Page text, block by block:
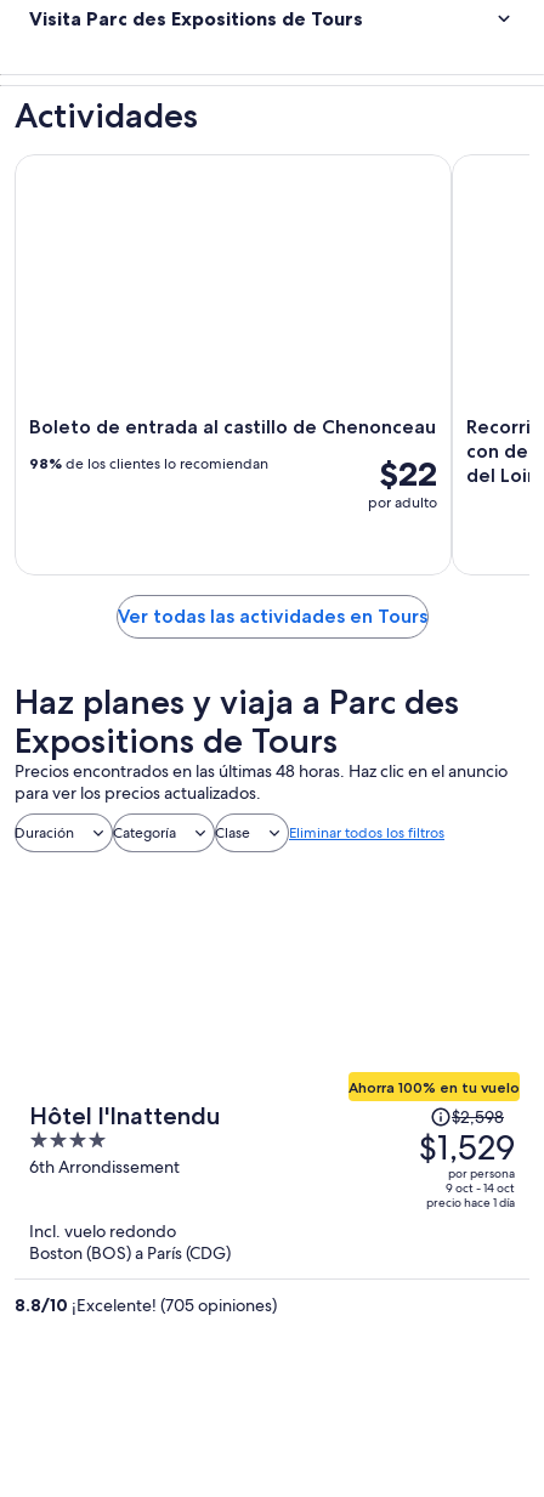
Visita Parc des Expositions de Tours
Actividades
Boleto de entrada al castillo de Chenonceau
$22
por adulto
98% de los clientes lo recomiendan
Boleto de entrada al castillo de Chenonceau
con
del Loira
Ver todas las actividades en Tours
Haz planes y viaja a Parc des
Expositions de Tours
Precios encontrados en las últimas 48 horas. Haz clic en el anuncio
para ver los precios actualizados.
Duración Categoría Clase Eliminar todos los filtros
Hôtel l'Inattendu
4
out
5
6th Arrondissement
Ahorra 100% en tu vuelo
El
precio
era
$2,598
$2,598
$1,529
por persona
9 oct - 14 oct
precio hace 1 día
Incl. vuelo redondo
Boston (BOS) a París (CDG)
8.8/10 ¡Excelente! (705 opiniones)